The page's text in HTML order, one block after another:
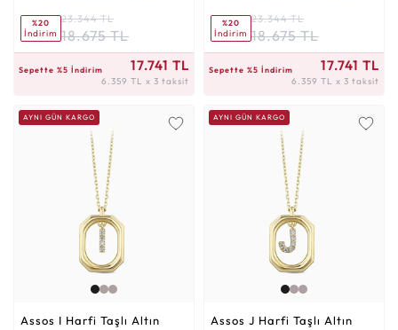
%20
İndirim
23.344 TL
18.675 TL
Sepette %5 İndirim 17.741 TL
6.359 TL x 3 taksit
%20
İndirim
23.344 TL
18.675 TL
Sepette %5 İndirim 17.741 TL
6.359 TL x 3 taksit
AYNI GÜN KARGO
Assos I Harfi Taşlı Altın
AYNI GÜN KARGO
Assos J Harfi Taşlı Altın